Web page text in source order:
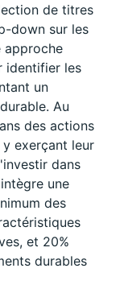
de titres
down sur les
approche
identifier les
un
Au
des actions
exerçant leur
dans
une
des
et 20%
durables